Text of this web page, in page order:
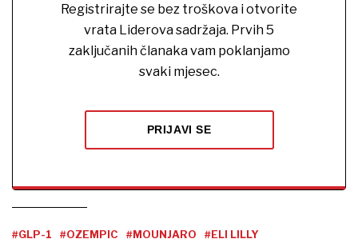
Registrirajte se bez troškova i otvorite
vrata Liderova sadržaja. Prvih 5
zaključanih članaka vam poklanjamo
svaki mjesec.
PRIJAVI SE
#GLP-1 #OZEMPIC #MOUNJARO
#ELI LILLY